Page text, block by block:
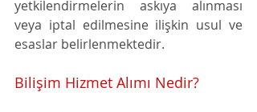
yetkilendirmelerin askıya alınması
veya iptal edilmesine ilişkin usul ve
esaslar belirlenmektedir.
Bilişim Hizmet Alımı Nedir?